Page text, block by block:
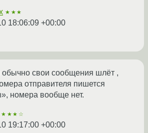
★★★
18:06:09 +00:00
свои сообщения шлёт ,
отправителя пишется
номера вообще нет.
★★★☆
19:17:00 +00:00